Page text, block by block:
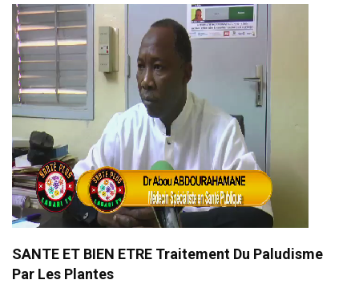
SANTE ET BIEN ETRE Traitement Du Paludisme
Par Les Plantes